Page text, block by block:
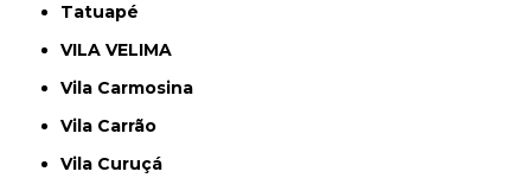
Tatuapé
VILA VELIMA
Vila Carmosina
Vila Carrão
Vila Curuçá